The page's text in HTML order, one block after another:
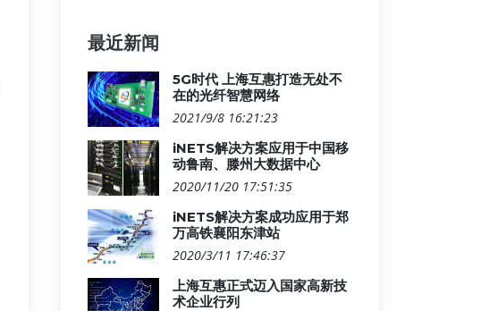
最近新闻
5G时代 上海互惠打造无处不
在的光纤智慧网络
2021/9/8 16:21:23
iNETS解决方案应用于中国移
动鲁南、滕州大数据中心
2020/11/20 17:51:35
iNETS解决方案成功应用于郑
万高铁襄阳东津站
2020/3/11 17:46:37
上海互惠正式迈入国家高新技
术企业行列